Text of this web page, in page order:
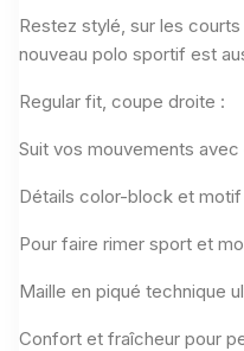
Restez stylé, sur les
nouveau polo sportif est
Regular fit, coupe droite :
Suit vos mouvements avec
Détails color-block et
Pour faire rimer sport et
Maille en piqué technique
Confort et fraîcheur pour